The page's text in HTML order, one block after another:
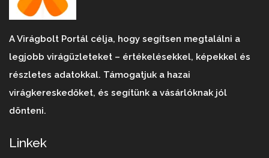
A Virágbolt Portál célja, hogy segítsen megtalálni a
legjobb virágüzleteket – értékelésekkel, képekkel és
részletes adatokkal. Támogatjuk a hazai
virágkereskedőket, és segítünk a vásárlóknak jól
dönteni.
Linkek